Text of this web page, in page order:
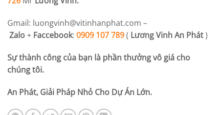
Gmail: luongvinh@vitinhanphat.com –
Zalo+ Faccebook: 0909 107 789( Lương Vinh An Phát)
Sự thành công của bạn là phần thưởng vô giá cho
chúng tôi.
An Phát, Giải Pháp Nhỏ Cho Dự Án Lớn.